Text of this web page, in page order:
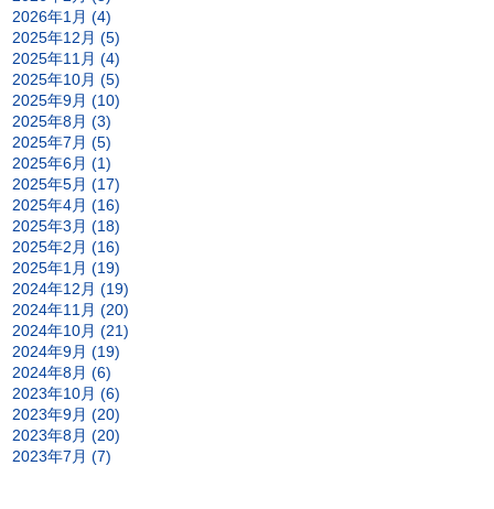
2026年1月 (4)
2025年12月 (5)
2025年11月 (4)
2025年10月 (5)
2025年9月 (10)
2025年8月 (3)
2025年7月 (5)
2025年6月 (1)
2025年5月 (17)
2025年4月 (16)
2025年3月 (18)
2025年2月 (16)
2025年1月 (19)
2024年12月 (19)
2024年11月 (20)
2024年10月 (21)
2024年9月 (19)
2024年8月 (6)
2023年10月 (6)
2023年9月 (20)
2023年8月 (20)
2023年7月 (7)